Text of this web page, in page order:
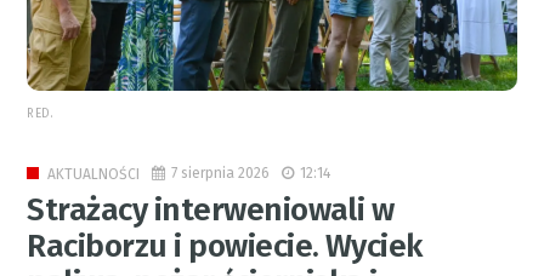
RED.
AKTUALNOŚCI 7 sierpnia 2026 12:14
Strażacy interweniowali w
Raciborzu i powiecie. Wyciek